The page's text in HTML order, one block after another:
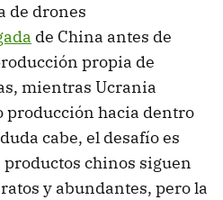
de drones
de China antes de
propia de
mientras Ucrania
producción hacia dentro
cabe, el desafío es
chinos siguen
y abundantes, pero la